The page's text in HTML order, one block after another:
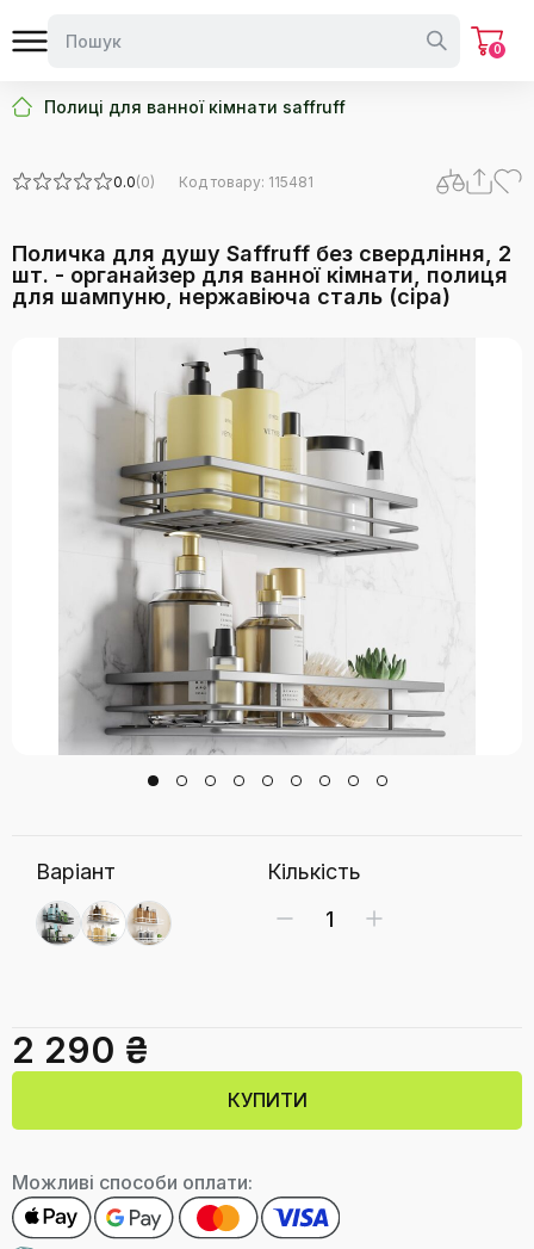
0
Полиці для ванної кімнати saffruff
0.0(0) Код товару: 115481
Поличка для душу Saffruff без свердління, 2
шт. - органайзер для ванної кімнати, полиця
для шампуню, нержавіюча сталь (сіра)
Варіант Кількість
2 290 ₴
КУПИТИ
Можливі способи оплати: